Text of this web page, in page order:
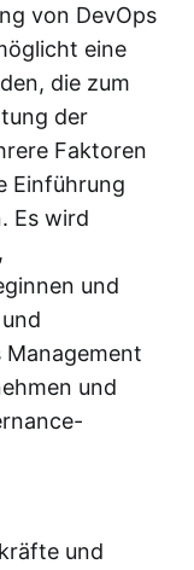
von DevOps
eine
die zum
der
Faktoren
Einführung
Es wird
und
Management
und
und